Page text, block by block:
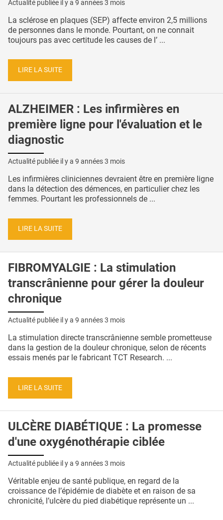
Actualité publiée il y a 9 années 3 mois
La sclérose en plaques (SEP) affecte environ 2,5 millions
de personnes dans le monde. Pourtant, on ne connait
toujours pas avec certitude les causes de l’ ...
LIRE LA SUITE
ALZHEIMER : Les infirmières en
première ligne pour l'évaluation et le
diagnostic
Actualité publiée il y a 9 années 3 mois
Les infirmières cliniciennes devraient être en première ligne
dans la détection des démences, en particulier chez les
femmes. Pourtant les professionnels de ...
LIRE LA SUITE
FIBROMYALGIE : La stimulation
transcrânienne pour gérer la douleur
chronique
Actualité publiée il y a 9 années 3 mois
La stimulation directe transcrânienne semble prometteuse
dans la gestion de la douleur chronique, selon de récents
essais menés par le fabricant TCT Research. ...
LIRE LA SUITE
ULCÈRE DIABÉTIQUE : La promesse
d'une oxygénothérapie ciblée
Actualité publiée il y a 9 années 3 mois
Véritable enjeu de santé publique, en regard de la
croissance de l’épidémie de diabète et en raison de sa
chronicité, l’ulcère du pied diabétique représente un ...